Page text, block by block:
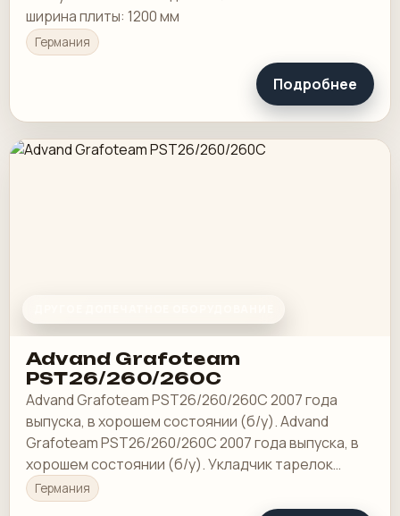
ширина плиты: 1200 мм
Германия
Подробнее
Advand Grafoteam
PST26/260/260C
Advand Grafoteam PST26/260/260C 2007 года
выпуска, в хорошем состоянии (б/у). Advand
Grafoteam PST26/260/260C 2007 года выпуска, в
хорошем состоянии (б/у). Укладчик тарелок
ADVAND Grafoteam PST26, 2007 г.
Германия